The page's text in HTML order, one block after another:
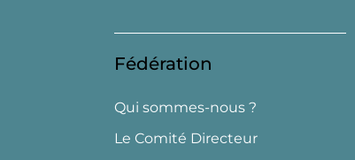
Fédération
Qui sommes-nous ?
Le Comité Directeur